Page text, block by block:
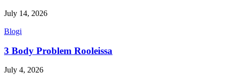
July 14, 2026
Blogi
3 Body Problem Rooleissa
July 4, 2026